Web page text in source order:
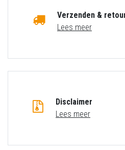
Verzenden &
Lees meer
Disclaimer
Lees meer